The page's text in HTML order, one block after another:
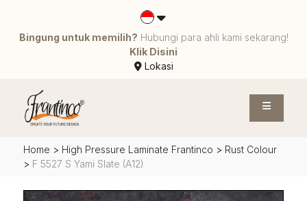
Bingung untuk memilih? Hubungi para ahli kami sekarang!
Klik Disini
Lokasi
Home > High Pressure Laminate Frantinco > Rust Colour
> F 5527 S Yami Slate (A12)